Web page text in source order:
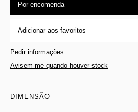
Por encomenda
Adicionar aos favoritos
Pedir informações
Avisem-me quando houver stock
DIMENSÃO